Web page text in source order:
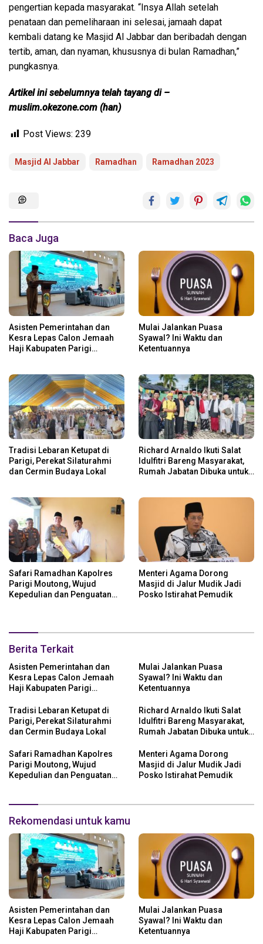
pengertian kepada masyarakat. “Insya Allah setelah
penataan dan pemeliharaan ini selesai, jamaah dapat
kembali datang ke Masjid Al Jabbar dan beribadah dengan
tertib, aman, dan nyaman, khususnya di bulan Ramadhan,”
pungkasnya.
Artikel ini sebelumnya telah tayang di –
muslim.okezone.com (han)
Post Views: 239
Masjid Al Jabbar Ramadhan Ramadhan 2023
Baca Juga
Asisten Pemerintahan dan
Kesra Lepas Calon Jemaah
Haji Kabupaten Parigi
Mulai Jalankan Puasa
Syawal? Ini Waktu dan
Ketentuannya
Tradisi Lebaran Ketupat di
Parigi, Perekat Silaturahmi
dan Cermin Budaya Lokal
Richard Arnaldo Ikuti Salat
Idulfitri Bareng Masyarakat,
Rumah Jabatan Dibuka untuk
Safari Ramadhan Kapolres
Parigi Moutong, Wujud
Kepedulian dan Penguatan
Menteri Agama Dorong
Masjid di Jalur Mudik Jadi
Posko Istirahat Pemudik
Berita Terkait
Asisten Pemerintahan dan
Kesra Lepas Calon Jemaah
Haji Kabupaten Parigi
M
Mulai Jalankan Puasa
Syawal? Ini Waktu dan
Ketentuannya
Tradisi Lebaran Ketupat di
Parigi, Perekat Silaturahmi
dan Cermin Budaya Lokal
Richard Arnaldo Ikuti Salat
Idulfitri Bareng Masyarakat,
Rumah Jabatan Dibuka untuk
Safari Ramadhan Kapolres
Parigi Moutong, Wujud
Kepedulian dan Penguatan
Menteri Agama Dorong
Masjid di Jalur Mudik Jadi
Posko Istirahat Pemudik
Rekomendasi untuk kamu
Asisten Pemerintahan dan
Kesra Lepas Calon Jemaah
Haji Kabupaten Parigi
Mulai Jalankan Puasa
Syawal? Ini Waktu dan
Ketentuannya